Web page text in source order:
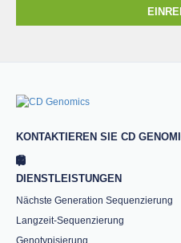
KONTAKTIEREN SIE CD
DIENSTLEISTUNGEN
Nächste Generation Sequenzierung
Langzeit-Sequenzierung
Genotypisierung